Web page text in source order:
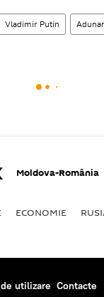
Vladimir Putin
Moldova-România
ECONOMIE
utilizare Contacte